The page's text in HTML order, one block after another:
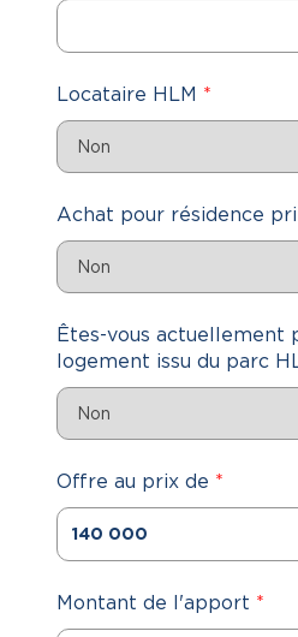
Locataire HLM *
Achat pour résidence
Êtes-vous actuellement
logement issu du parc
Offre au prix de *
Montant de l'apport *